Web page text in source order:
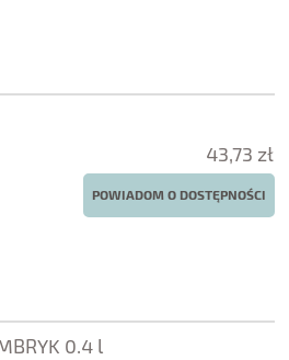
43,73 zł
POWIADOM O DOSTĘPNOŚCI
0.4 l